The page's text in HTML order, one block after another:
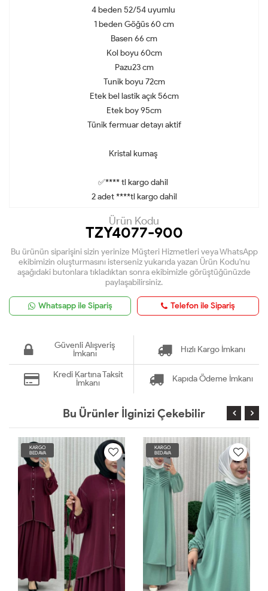
4 beden 52/54 uyumlu
1 beden Göğüs 60 cm
Basen 66 cm
Kol boyu 60cm
Pazu23 cm
Tunik boyu 72cm
Etek bel lastik açık 56cm
Etek boy 95cm
Tünik fermuar detayı aktif
Kristal kumaş
✅**** tl kargo dahil
2 adet ****tl kargo dahil
Ürün Kodu
TZY4077-900
Bu ürünün siparişini sizin yerinize Müşteri Hizmetleri veya WhatsApp
ekibimizin oluşturmasını isterseniz yukarıda yazan Ürün Kodu'nu
aşağıdaki butonlara tıkladıktan sonra ekibimizle görüştüğünüzde
paylaşabilirsiniz.
Whatsapp ile Sipariş Telefon ile Sipariş
Güvenli Alışveriş
İmkanı
Hızlı Kargo İmkanı
Kredi Kartına Taksit
İmkanı
Kapıda Ödeme İmkanı
Bu Ürünler İlginizi Çekebilir
KARGO
BEDAVA
KARGO
BEDAVA